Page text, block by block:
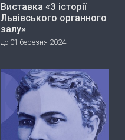
Виставка «З історії
Львівського органного
залу»
до 01 березня 2024